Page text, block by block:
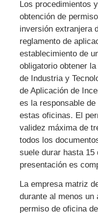
Los procedimientos
obtención de
inversión extranjera
reglamento de
establecimiento de
obligatorio obtener
de Industria y
de Aplicación de
es la responsable
estas oficinas. El
validez máxima de
todos los
suele durar hasta
presentación es
La empresa matriz
durante al menos un
permiso de oficina